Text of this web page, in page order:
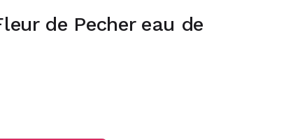
de Pecher eau de